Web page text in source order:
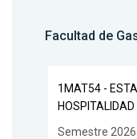
Facultad de
1MAT54 -
HOSPITALIDAD
Semestre 2026